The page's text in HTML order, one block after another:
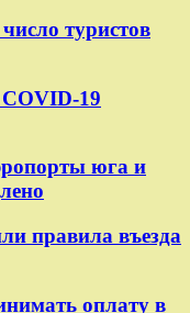
туристов
COVID-19
юга и
правила въезда
оплату в